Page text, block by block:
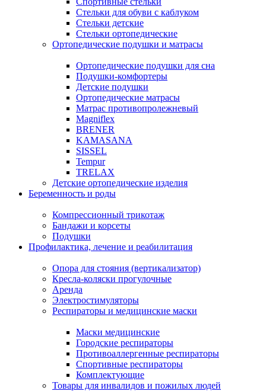
Стельки для обуви с каблуком
Стельки детские
Стельки ортопедические
Ортопедические подушки и матрасы
Ортопедические подушки для сна
Подушки-комфортеры
Детские подушки
Ортопедические матрасы
Матрас противопролежневый
Magniflex
BRENER
KAMASANA
SISSEL
Tempur
TRELAX
Детские ортопедические изделия
Беременность и роды
Компрессионный трикотаж
Бандажи и корсеты
Подушки
Профилактика, лечение и реабилитация
Опора для стояния (вертикализатор)
Кресла-коляски прогулочные
Аренда
Электростимуляторы
Респираторы и медицинские маски
Маски медицинские
Городские респираторы
Противоаллергенные респираторы
Спортивные респираторы
Комплектующие
Товары для инвалидов и пожилых людей